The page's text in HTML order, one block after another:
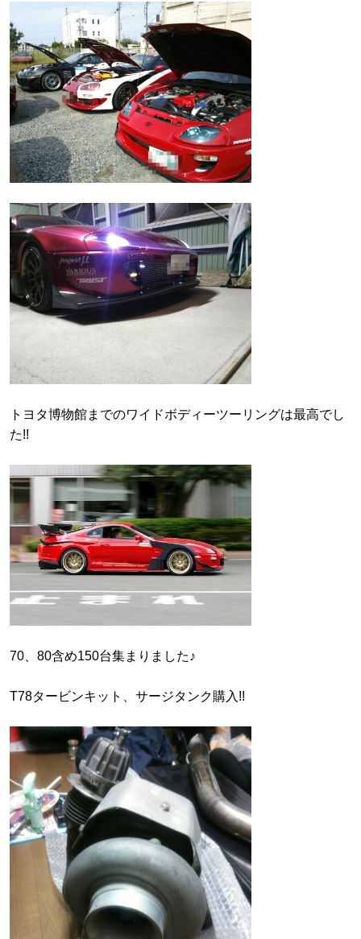
トヨタ博物館までのワイドボディーツーリングは最高でし
た!!
70、80含め150台集まりました♪
T78タービンキット、サージタンク購入!!